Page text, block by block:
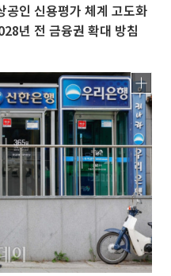
인 신용평가 체계 고도화
년 전 금융권 확대 방침